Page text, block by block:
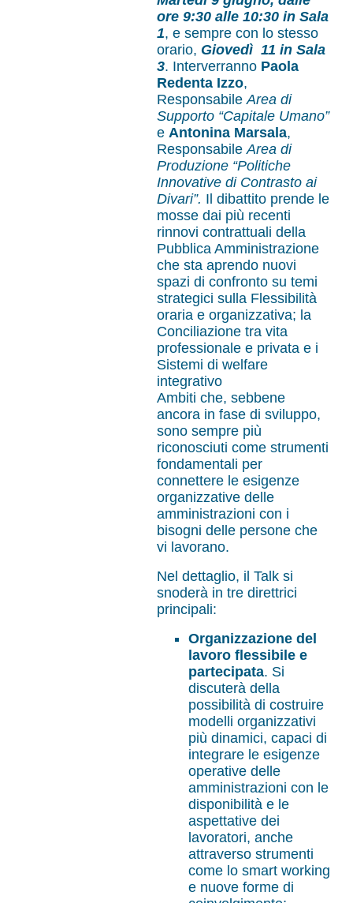
ore 9:30 alle 10:30 in Sala
1, e sempre con lo stesso
orario, Giovedì 11 in Sala
3. Interverranno Paola
Redenta Izzo,
ResponsabileArea di
Supporto “Capitale Umano”
e Antonina Marsala,
ResponsabileArea di
Produzione “Politiche
Innovative di Contrasto ai
Divari”. Il dibattito prende le
mosse dai più recenti
rinnovi contrattuali della
Pubblica Amministrazione
che sta aprendo nuovi
spazi di confronto su temi
strategici sulla Flessibilità
oraria e organizzativa; la
Conciliazione tra vita
professionale e privata e i
Sistemi di welfare
integrativo
Ambiti che, sebbene
ancora in fase di sviluppo,
sono sempre più
riconosciuti come strumenti
fondamentali per
connettere le esigenze
organizzative delle
amministrazioni con i
bisogni delle persone che
vi lavorano.
Nel dettaglio, il Talk si
snoderà in tre direttrici
principali:
Organizzazione del
lavoro flessibile e
partecipata. Si
discuterà della
possibilità di costruire
modelli organizzativi
più dinamici, capaci di
integrare le esigenze
operative delle
amministrazioni con le
disponibilità e le
aspettative dei
lavoratori, anche
attraverso strumenti
come lo smart working
e nuove forme di